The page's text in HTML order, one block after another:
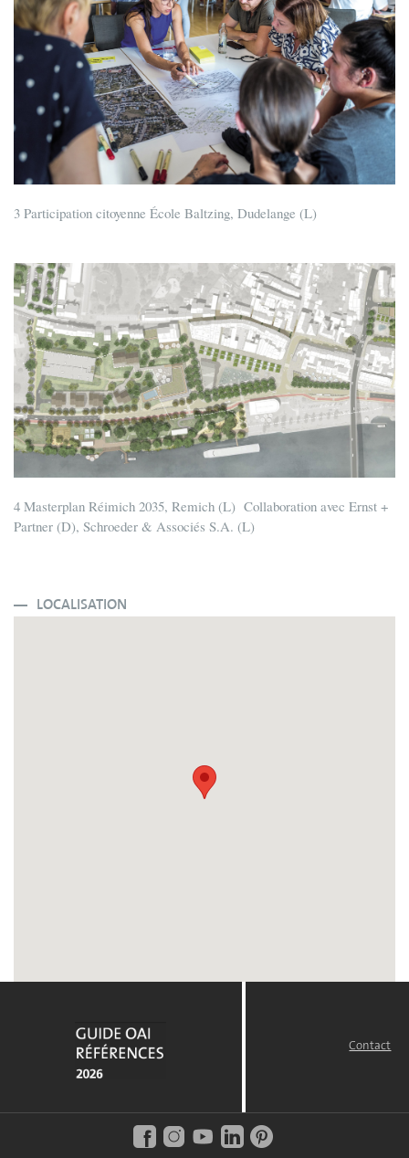
3 Participation citoyenne École Baltzing, Dudelange (L)
4 Masterplan Réimich 2035, Remich (L) Collaboration avec Ernst +
Partner (D), Schroeder & Associés S.A. (L)
LOCALISATION
Contact